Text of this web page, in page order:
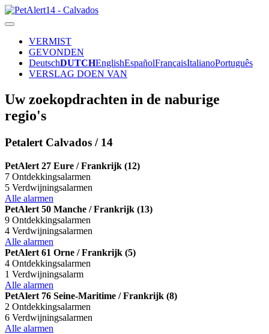
VERMIST
GEVONDEN
DeutschDUTCHEnglishEspañolFrançaisItalianoPortuguês
VERSLAG DOEN VAN
Uw zoekopdrachten in de naburige
regio's
Petalert Calvados / 14
PetAlert 27 Eure / Frankrijk (12)
7 Ontdekkingsalarmen
5 Verdwijningsalarmen
Alle alarmen
PetAlert 50 Manche / Frankrijk (13)
9 Ontdekkingsalarmen
4 Verdwijningsalarmen
Alle alarmen
PetAlert 61 Orne / Frankrijk (5)
4 Ontdekkingsalarmen
1 Verdwijningsalarm
Alle alarmen
PetAlert 76 Seine-Maritime / Frankrijk (8)
2 Ontdekkingsalarmen
6 Verdwijningsalarmen
Alle alarmen